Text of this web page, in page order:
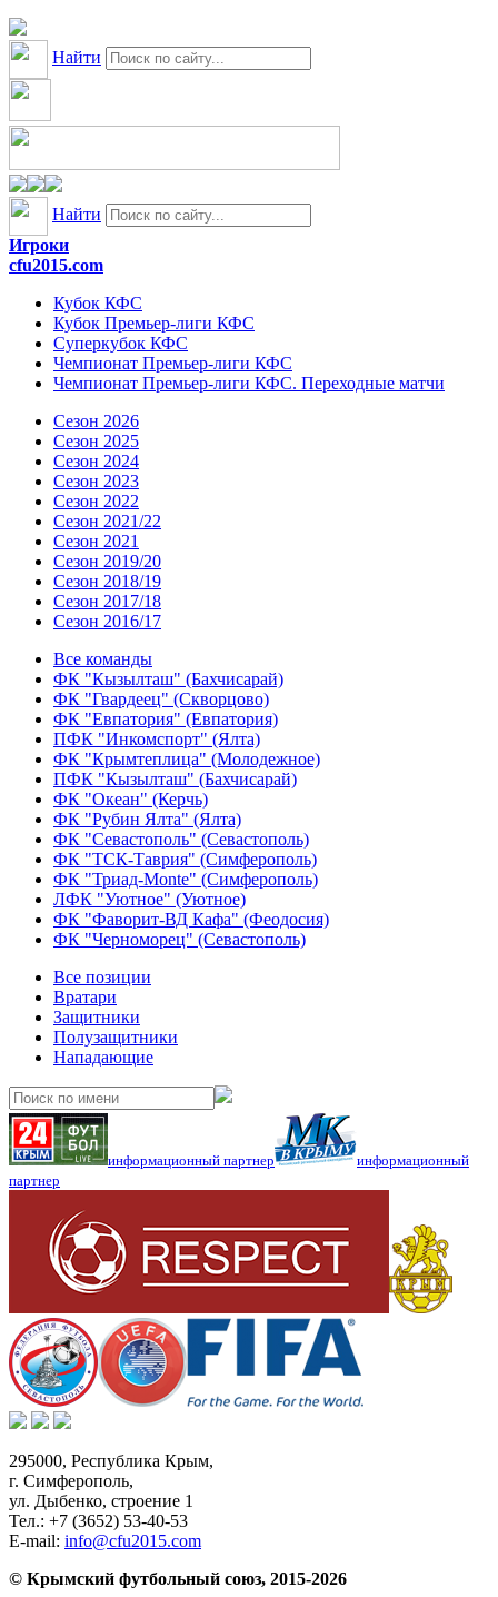
Найти
Найти
Игроки
cfu2015.com
Кубок КФС
Кубок Премьер-лиги КФС
Суперкубок КФС
Чемпионат Премьер-лиги КФС
Чемпионат Премьер-лиги КФС. Переходные матчи
Сезон 2026
Сезон 2025
Сезон 2024
Сезон 2023
Сезон 2022
Сезон 2021/22
Сезон 2021
Сезон 2019/20
Сезон 2018/19
Сезон 2017/18
Сезон 2016/17
Все команды
ФК "Кызылташ" (Бахчисарай)
ФК "Гвардеец" (Скворцово)
ФК "Евпатория" (Евпатория)
ПФК "Инкомспорт" (Ялта)
ФК "Крымтеплица" (Молодежное)
ПФК "Кызылташ" (Бахчисарай)
ФК "Океан" (Керчь)
ФК "Рубин Ялта" (Ялта)
ФК "Севастополь" (Севастополь)
ФК "ТСК-Таврия" (Симферополь)
ФК "Триад-Monte" (Симферополь)
ЛФК "Уютное" (Уютное)
ФК "Фаворит-ВД Кафа" (Феодосия)
ФК "Черноморец" (Севастополь)
Все позиции
Вратари
Защитники
Полузащитники
Нападающие
информационный партнер
информационный
партнер
295000, Республика Крым,
г. Симферополь,
ул. Дыбенко, строение 1
Тел.: +7 (3652) 53-40-53
E-mail: info@cfu2015.com
© Крымский футбольный союз, 2015-2026